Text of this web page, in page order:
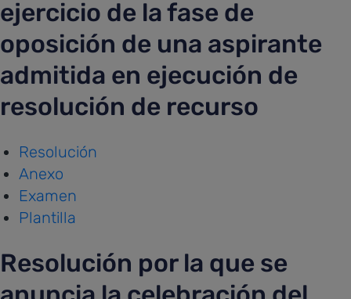
ejercicio de la fase de
oposición de una aspirante
admitida en ejecución de
resolución de recurso
Resolución
Anexo
Examen
Plantilla
Resolución por la que se